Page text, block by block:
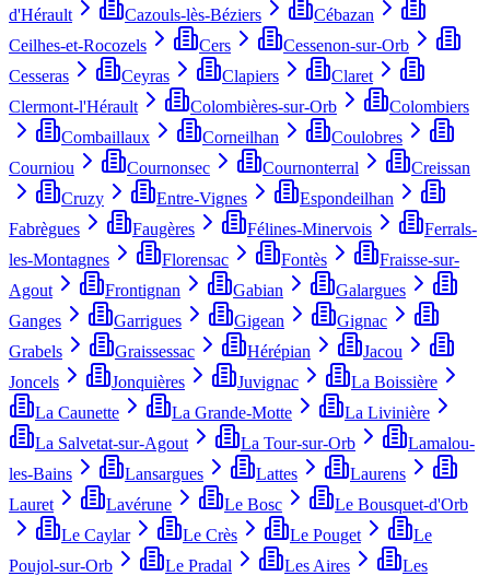
d'Hérault
Cazouls-lès-Béziers
Cébazan
Ceilhes-et-Rocozels
Cers
Cessenon-sur-Orb
Cesseras
Ceyras Clapiers
Claret
Clermont-l'Hérault
Colombières-sur-Orb
Colombiers
Combaillaux
Corneilhan
Coulobres
Courniou
Cournonsec Cournonterral
Creissan
Cruzy
Entre-Vignes
Espondeilhan
Fabrègues
Faugères Félines-Minervois
Ferrals-
les-Montagnes
Florensac Fontès
Fraisse-sur-
Agout
Frontignan Gabian
Galargues
Ganges
Garrigues Gigean
Gignac
Grabels
Graissessac Hérépian
Jacou
Joncels
Jonquières Juvignac
La Boissière
La Caunette
La Grande-Motte
La Livinière
La Salvetat-sur-Agout
La Tour-sur-Orb
Lamalou-
les-Bains
Lansargues Lattes
Laurens
Lauret
Lavérune Le Bosc
Le Bousquet-d'Orb
Le Caylar
Le Crès Le Pouget
Le
Poujol-sur-Orb
Le Pradal Les Aires
Les